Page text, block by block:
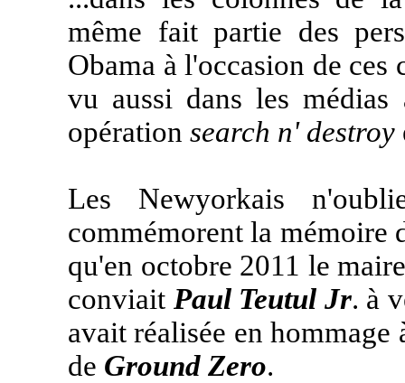
même fait partie des
Obama à l'occasion de
vu aussi dans les
opération search n' destroy
Les Newyorkais
commémorent la mémoire
qu'en octobre 2011 le
conviait Paul Teutul Jr. à
avait réalisée en
de Ground Zero.